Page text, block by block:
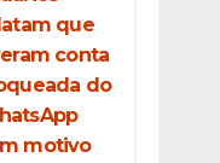
que
conta
do
motivo